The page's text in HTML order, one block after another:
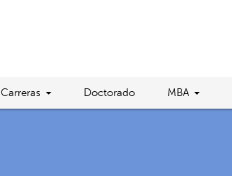
Carreras Doctorado MBA